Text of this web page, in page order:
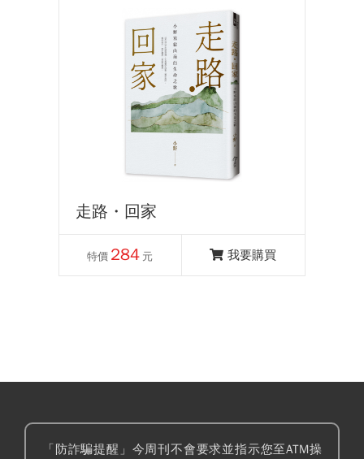
走路・回家
特價 284 元 我要購買
「防詐騙提醒」今周刊不會要求並指示您至ATM操